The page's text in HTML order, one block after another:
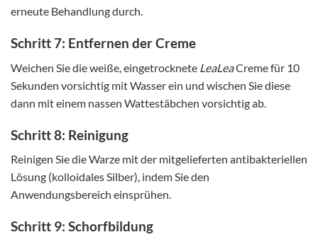
erneute Behandlung durch.
Schritt 7: Entfernen der Creme
Weichen Sie die weiße, eingetrocknete LeaLeaCreme für 10
Sekunden vorsichtig mit Wasser ein und wischen Sie diese
dann mit einem nassen Wattestäbchen vorsichtig ab.
Schritt 8: Reinigung
Reinigen Sie die Warze mit der mitgelieferten antibakteriellen
Lösung (kolloidales Silber), indem Sie den
Anwendungsbereich einsprühen.
Schritt 9: Schorfbildung